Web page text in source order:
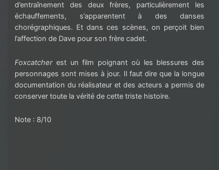
d’entraînement des deux frères, particulièrement les
échauffements, s’apparentent à des danses
chorégraphiques. Et dans ces scènes, on perçoit bien
l’affection de Dave pour son frère cadet.
Foxcatcher est un film poignant où les blessures des
personnages sont mises à jour. Il faut dire que la longue
documentation du réalisateur et des acteurs a permis de
conserver toute la vérité de cette triste histoire.
Note : 8/10